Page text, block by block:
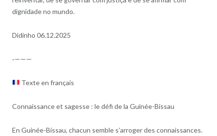
dignidade no mundo.
Didinho 06.12.2025
‐———
Texte en français
Connaissance et sagesse : le défi de la Guinée-Bissau
En Guinée-Bissau, chacun semble s’arroger des connaissances.